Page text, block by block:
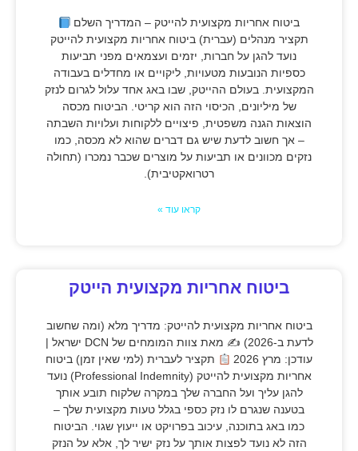
ביטוח אחריות מקצועית להייטק – המדריך השלם
תקציר מנהלים (עברית) ביטוח אחריות מקצועית להייטק
נועד להגן על חברות, יזמים ועצמאים מפני תביעות
כספיות הנובעות מטעויות, ליקויים או מחדלים בעבודה
המקצועית. בעולם ההייטק, שבו באג אחד עלול לגרום לנזק
של מיליונים, הכיסוי הזה הוא קריטי. הביטוח מכסה
הוצאות הגנה משפטית, פיצויים ללקוחות ועלויות השבתה
– אך חשוב לדעת שיש גם דברים שהוא לא מכסה, כמו
נזקים מכוונים או תביעות על מוצרים שכבר נמכרו (תחולה
רטרואקטיבית).
קראו עוד »
ביטוח אחריות מקצועית הייטק
ביטוח אחריות מקצועית להייטק: מדריך מלא (ומה שחשוב
לדעת ב-2026) ✍
מאת צוות המומחים של DCN ישראל |
עודכן: מרץ 2026
תקציר לעברית (למי שאין זמן) ביטוח
אחריות מקצועית להייטק (Professional Indemnity) נועד
להגן עליך ועל החברה שלך במקרה שלקוח תובע אותך
בטענה שנגרם לו נזק כספי בגלל טעות מקצועית שלך –
כמו באג בתוכנה, עיכוב בפרויקט או ייעוץ שגוי. הביטוח
הזה לא נועד לפצות אותך על נזק ישיר לך, אלא על הנזק